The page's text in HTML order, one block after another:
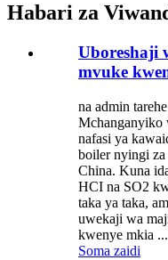
Habari za
Uboreshaji
mvuke
na admin
Mchanganyiko
nafasi ya
boiler nyingi
China. Kuna
HCI na SO2
taka ya taka,
uwekaji wa
kwenye mkia ...
Soma zaidi